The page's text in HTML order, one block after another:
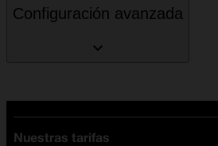
Configuración avanzada
Nuestras tarifas